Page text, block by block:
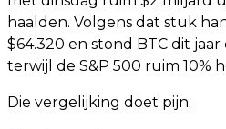
haalden. Volgens dat stuk
$64.320 en stond BTC dit
terwijl de S&P 500 ruim 10%
Die vergelijking doet pijn.